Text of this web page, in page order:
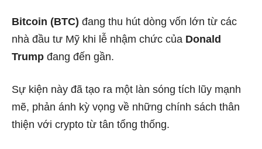
Bitcoin (BTC) đang thu hút dòng vốn lớn từ các
nhà đầu tư Mỹ khi lễ nhậm chức của Donald
Trump đang đến gần.
Sự kiện này đã tạo ra một làn sóng tích lũy mạnh
mẽ, phản ánh kỳ vọng về những chính sách thân
thiện với crypto từ tân tổng thống.